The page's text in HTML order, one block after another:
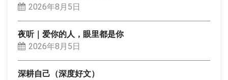
2026年8月5日
夜听｜爱你的人，眼里都是你
2026年8月5日
深耕自己（深度好文）